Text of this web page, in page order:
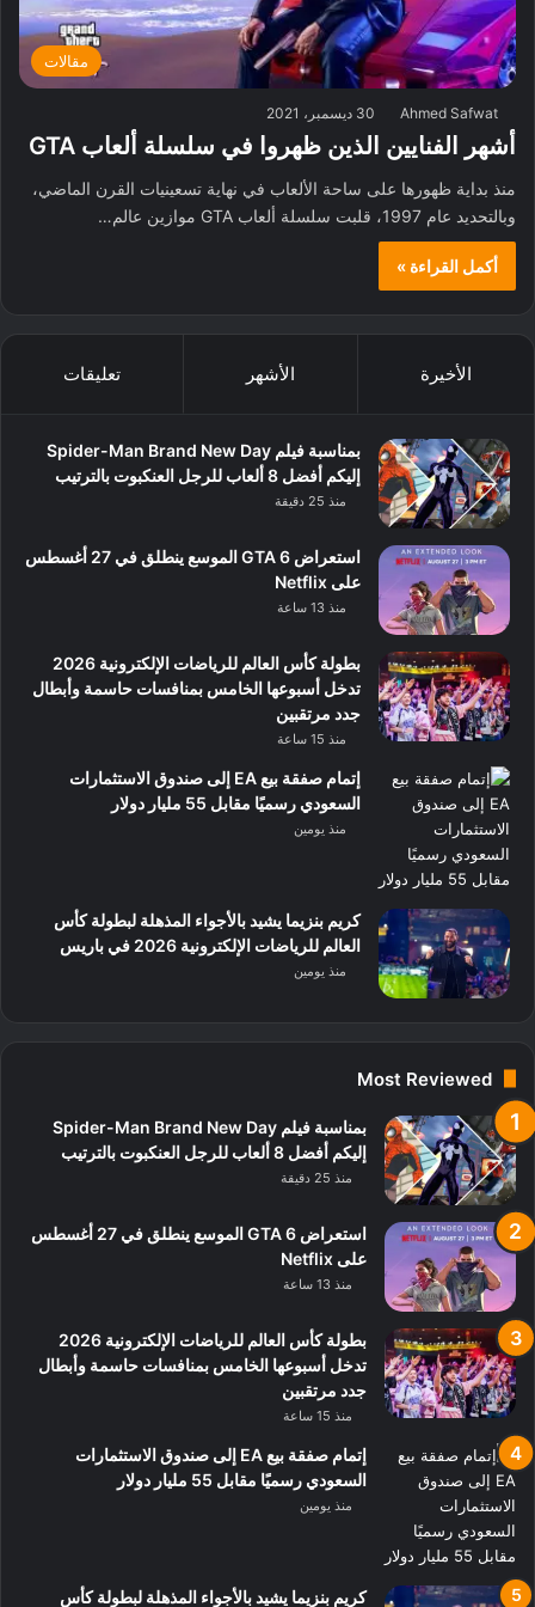
مقالات
Ahmed Safwat 30 ديسمبر، 2021
أشهر الفنايين الذين ظهروا في سلسلة ألعاب GTA
منذ بداية ظهورها على ساحة الألعاب في نهاية تسعينيات القرن الماضي،
وبالتحديد عام 1997، قلبت سلسلة ألعاب GTA موازين عالم…
أكمل القراءة »
الأخيرة الأشهر تعليقات
بمناسبة فيلم Spider-Man Brand New Day
إليكم أفضل 8 ألعاب للرجل العنكبوت بالترتيب
منذ 25 دقيقة
استعراض GTA 6 الموسع ينطلق في 27 أغسطس
على Netflix
منذ 13 ساعة
بطولة كأس العالم للرياضات الإلكترونية 2026
تدخل أسبوعها الخامس بمنافسات حاسمة وأبطال
جدد مرتقبين
منذ 15 ساعة
إتمام صفقة بيع EA إلى صندوق الاستثمارات
السعودي رسميًا مقابل 55 مليار دولار
منذ يومين
كريم بنزيما يشيد بالأجواء المذهلة لبطولة كأس
العالم للرياضات الإلكترونية 2026 في باريس
منذ يومين
Most Reviewed
بمناسبة فيلم Spider-Man Brand New Day
إليكم أفضل 8 ألعاب للرجل العنكبوت بالترتيب
منذ 25 دقيقة
استعراض GTA 6 الموسع ينطلق في 27 أغسطس
على Netflix
منذ 13 ساعة
بطولة كأس العالم للرياضات الإلكترونية 2026
تدخل أسبوعها الخامس بمنافسات حاسمة وأبطال
جدد مرتقبين
منذ 15 ساعة
إتمام صفقة بيع EA إلى صندوق الاستثمارات
السعودي رسميًا مقابل 55 مليار دولار
منذ يومين
كريم بنزيما يشيد بالأجواء المذهلة لبطولة كأس